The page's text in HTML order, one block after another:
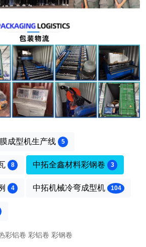
成型机生产线 5
8 中拓全鑫材料彩钢卷 3
4 中拓机械冷弯成型机 104
彩铝卷 彩铝卷 彩钢卷